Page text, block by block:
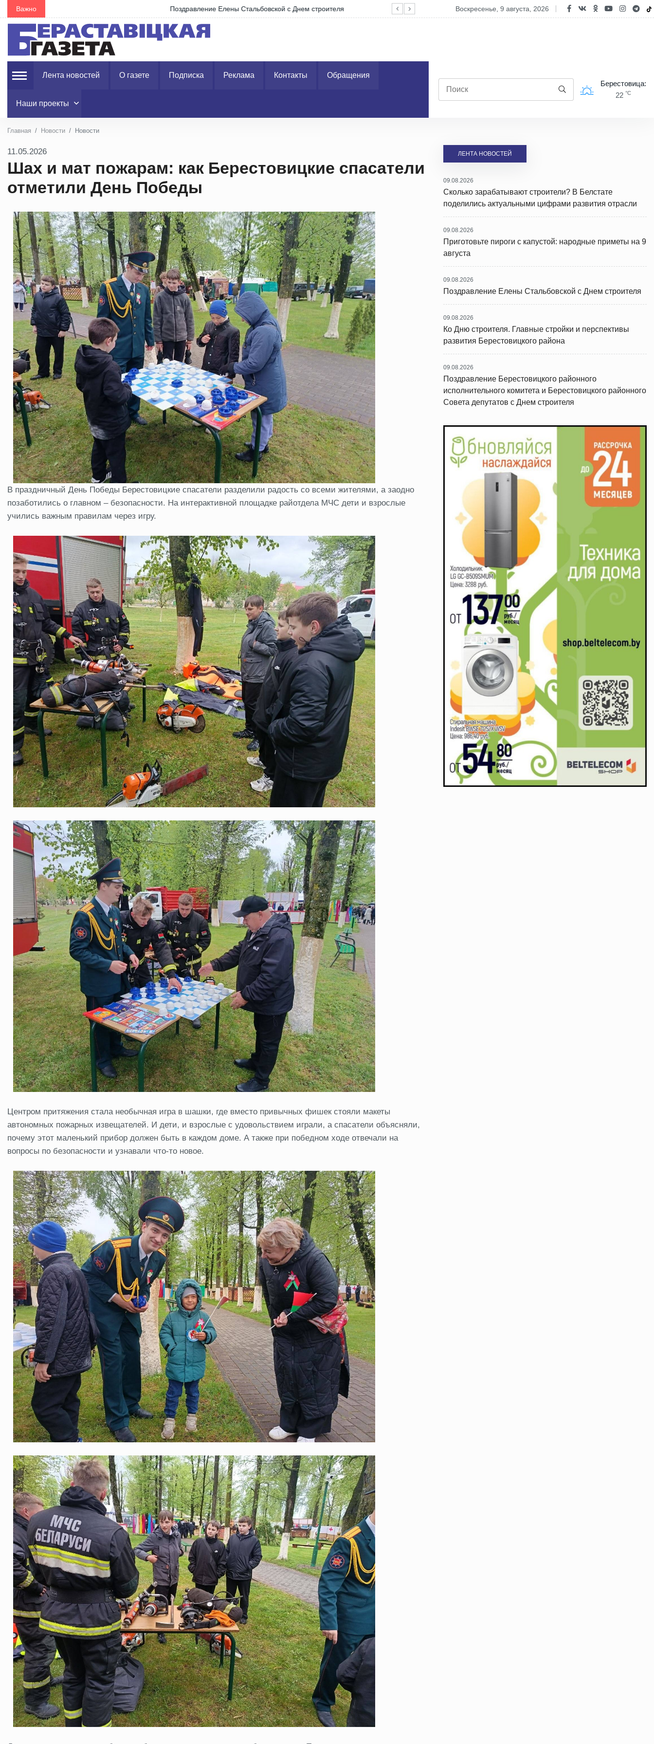
Важно Поздравление Елены Стальбовской с Днем строителя Ко Дню строителя. Главные стройки и перспективы развития
воскресенье, 9 августа, 2026
Лента новостей О газете Подписка Реклама Контакты Обращения
Наши проекты
Берестовица:
22 °C
Главная Новости Новости
11.05.2026
Шах и мат пожарам: как Берестовицкие спасатели
отметили День Победы
В праздничный День Победы Берестовицкие спасатели разделили радость со всеми жителями, а заодно
позаботились о главном – безопасности. На интерактивной площадке райотдела МЧС дети и взрослые
учились важным правилам через игру.
Центром притяжения стала необычная игра в шашки, где вместо привычных фишек стояли макеты
автономных пожарных извещателей. И дети, и взрослые с удовольствием играли, а спасатели объясняли,
почему этот маленький прибор должен быть в каждом доме. А также при победном ходе отвечали на
вопросы по безопасности и узнавали что-то новое.
ЛЕНТА НОВОСТЕЙ
09.08.2026
Сколько зарабатывают строители? В Белстате
поделились актуальными цифрами развития отрасли
09.08.2026
Приготовьте пироги с капустой: народные приметы на 9
августа
09.08.2026
Поздравление Елены Стальбовской с Днем строителя
09.08.2026
Ко Дню строителя. Главные стройки и перспективы
развития Берестовицкого района
09.08.2026
Поздравление Берестовицкого районного
исполнительного комитета и Берестовицкого районного
Совета депутатов с Днем строителя